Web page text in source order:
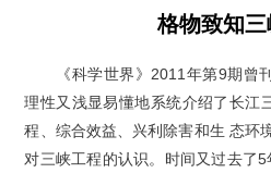
格物致知
《科学世界》2011年第9期曾刊
理性又浅显易懂地系统介绍了长江
程、综合效益、兴利除害和生 态环
对三峡工程的认识。时间又过去了